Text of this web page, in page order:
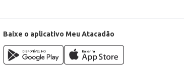
Baixe o aplicativo Meu Atacadão